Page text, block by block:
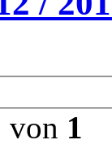
von 1